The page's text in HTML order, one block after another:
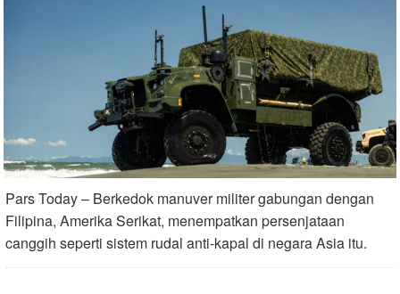
Pars Today – Berkedok manuver militer gabungan dengan
Filipina, Amerika Serikat, menempatkan persenjataan
canggih seperti sistem rudal anti-kapal di negara Asia itu.